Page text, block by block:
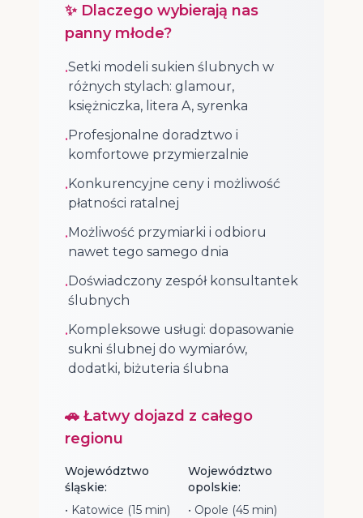
✨ Dlaczego wybierają nas
panny młode?
•Setki modeli sukien ślubnych w
różnych stylach: glamour,
księżniczka, litera A, syrenka
•Profesjonalne doradztwo i
komfortowe przymierzalnie
•Konkurencyjne ceny i możliwość
płatności ratalnej
•Możliwość przymiarki i odbioru
nawet tego samego dnia
•Doświadczony zespół konsultantek
ślubnych
•Kompleksowe usługi: dopasowanie
sukni ślubnej do wymiarów,
dodatki, biżuteria ślubna
🚗 Łatwy dojazd z całego
regionu
Województwo
śląskie:
• Katowice (15 min)
Województwo
opolskie:
• Opole (45 min)